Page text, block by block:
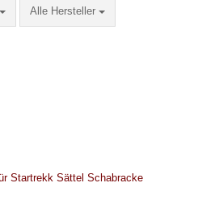
Alle Hersteller
pro Seite